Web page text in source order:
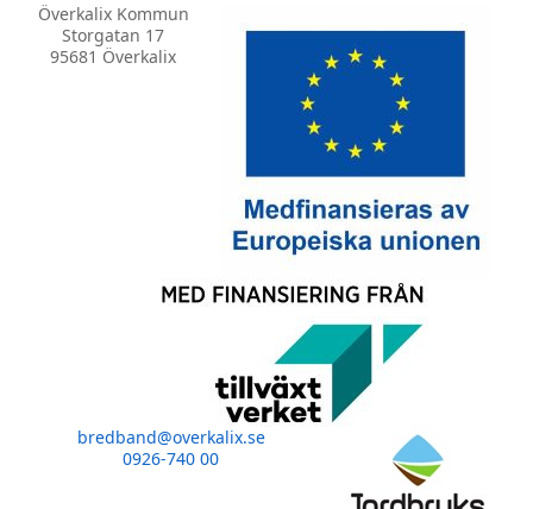
Överkalix Kommun
Storgatan 17
95681 Överkalix
bredband@overkalix.se
0926-740 00